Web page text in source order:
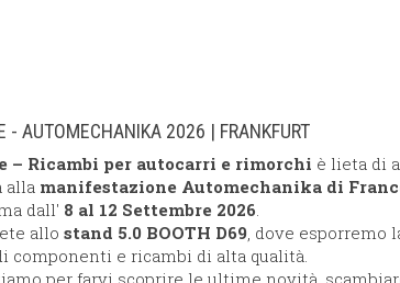
- AUTOMECHANIKA 2026 | FRANKFURT
– Ricambi per autocarri e rimorchi è lieta di
alla manifestazione Automechanika di
dall' 8 al 12 Settembre 2026.
allo stand 5.0 BOOTH D69, dove esporremo
componenti e ricambi di alta qualità.
per farvi scoprire le ultime novità,